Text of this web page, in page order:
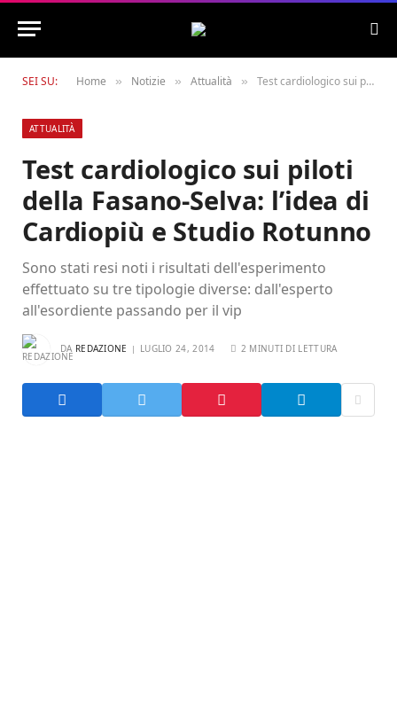
SEI SU: Home » Notizie » Attualità » Test cardiologico sui piloti della Fasano-Selva: l’idea di Cardiopiù e Studio Rotunno
ATTUALITÀ
Test cardiologico sui piloti
della Fasano-Selva: l’idea di
Cardiopiù e Studio Rotunno
Sono stati resi noti i risultati dell'esperimento
effettuato su tre tipologie diverse: dall'esperto
all'esordiente passando per il vip
DA REDAZIONE LUGLIO 24, 2014 2 MINUTI DI LETTURA